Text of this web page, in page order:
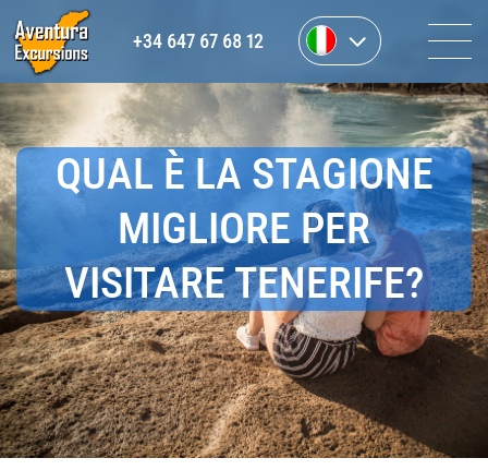
+34 647 67 68 12
QUAL È LA STAGIONE
MIGLIORE PER
VISITARE TENERIFE?